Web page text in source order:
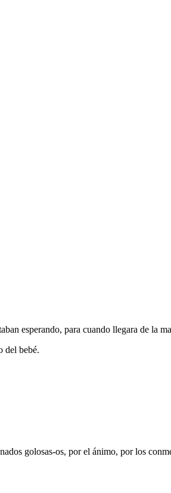
esperando, para cuando llegara de la
del bebé.
golosas-os, por el ánimo, por los